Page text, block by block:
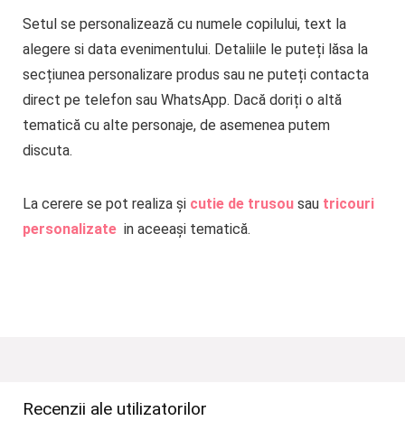
Setul se personalizează cu numele copilului, text la
alegere si data evenimentului. Detaliile le puteți lăsa la
secțiunea personalizare produs sau ne puteți contacta
direct pe telefon sau WhatsApp. Dacă doriți o altă
tematică cu alte personaje, de asemenea putem
discuta.
La cerere se pot realiza șicutie de trusousau tricouri
personalizate in aceeași tematică.
Recenzii ale utilizatorilor